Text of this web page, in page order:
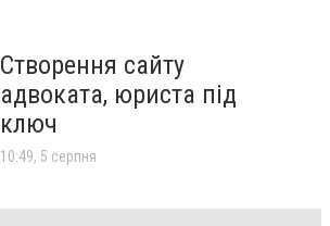
Створення сайту
адвоката, юриста під
ключ
10:49, 5 серпня